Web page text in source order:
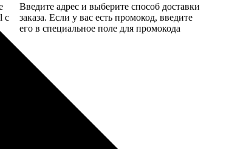
с
Введите адрес и выберите способ доставки
заказа. Если у вас есть промокод, введите
его в специальное поле для промокода